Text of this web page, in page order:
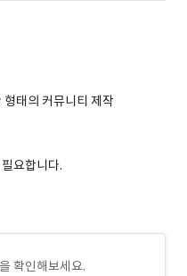
태의 커뮤니티 제작
요합니다.
확인해보세요.